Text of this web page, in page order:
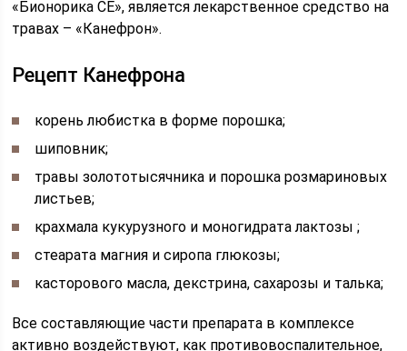
«Бионорика СЕ», является лекарственное средство на
травах – «Канефрон».
Рецепт Канефрона
корень любистка в форме порошка;
шиповник;
травы золототысячника и порошка розмариновых
листьев;
крахмала кукурузного и моногидрата лактозы ;
стеарата магния и сиропа глюкозы;
касторового масла, декстрина, сахарозы и талька;
Все составляющие части препарата в комплексе
активно воздействуют, как противовоспалительное,